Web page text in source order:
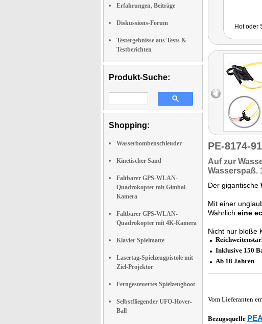
Erfahrungen, Beiträge
Diskussions-Forum
Testergebnisse aus Tests &
Testberichten
Produkt-Suche:
Shopping:
Wasserbombenschleuder
Kinetischer Sand
Faltbarer GPS-WLAN-
Quadrokopter mit Gimbal-
Kamera
Faltbarer GPS-WLAN-
Quadrokopter mit 4K-Kamera
Klavier Spielmatte
Lasertag-Spielzeugpistole mit
Ziel-Projektor
Ferngesteuertes Spielzeugboot
Selbstfliegender UFO-Hover-
Ball
Hot oder
PE-8174-
Auf zur
Wasserspaß.
Der gigantische
Mit einer
Wahrlich eine
Nicht nur bloße
Inklusive 150
Ab 18 Jahren
Vom Lieferanten
Bezugsquelle